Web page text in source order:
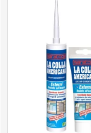
Fondital
FT
GF Garden